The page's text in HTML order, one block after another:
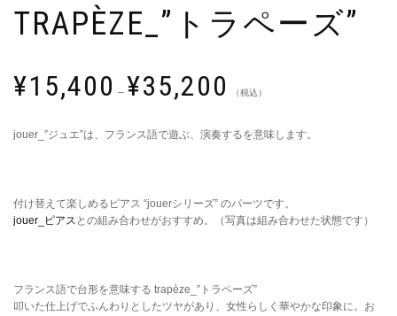
TRAPÈZE_”トラペーズ”
¥15,400 – ¥35,200 （税込）
jouer_”ジュエ”は、フランス語で遊ぶ、演奏するを意味します。
付け替えて楽しめるピアス “jouerシリーズ” のパーツです。
jouer_ピアス との組み合わせがおすすめ。（写真は組み合わせた状態です）
フランス語で台形を意味する trapèze_”トラペーズ”
叩いた仕上げでふんわりとしたツヤがあり、女性らしく華やかな印象に。お